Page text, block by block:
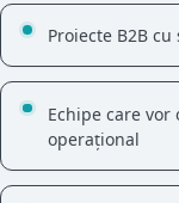
Proiecte B2B
Echipe care
operațional